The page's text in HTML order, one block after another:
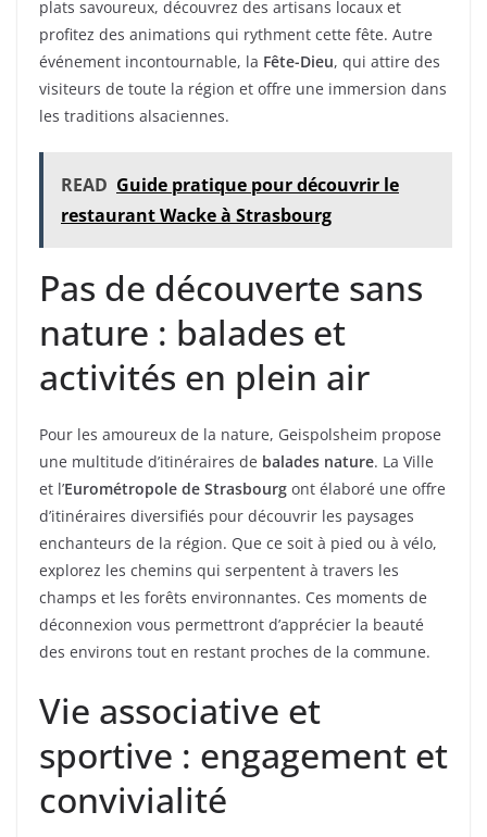
plats savoureux, découvrez des artisans locaux et
profitez des animations qui rythment cette fête. Autre
événement incontournable, la Fête-Dieu, qui attire des
visiteurs de toute la région et offre une immersion dans
les traditions alsaciennes.
READ Guide pratique pour découvrir le
restaurant Wacke à Strasbourg
Pas de découverte sans
nature : balades et
activités en plein air
Pour les amoureux de la nature, Geispolsheim propose
une multitude d’itinéraires de balades nature. La Ville
et l’Eurométropole de Strasbourg ont élaboré une offre
d’itinéraires diversifiés pour découvrir les paysages
enchanteurs de la région. Que ce soit à pied ou à vélo,
explorez les chemins qui serpentent à travers les
champs et les forêts environnantes. Ces moments de
déconnexion vous permettront d’apprécier la beauté
des environs tout en restant proches de la commune.
Vie associative et
sportive : engagement et
convivialité